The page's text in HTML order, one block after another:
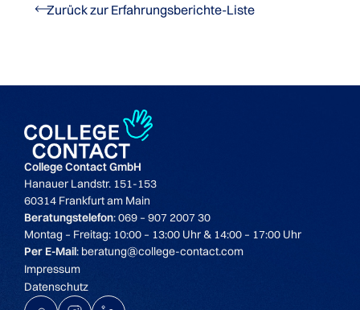
Zurück zur Erfahrungsberichte-Liste
College Contact GmbH
Hanauer Landstr. 151-153
60314 Frankfurt am Main
Beratungstelefon: 069 – 907 2007 30
Montag – Freitag: 10:00 – 13:00 Uhr & 14:00 – 17:00 Uhr
Per E-Mail: beratung@college-contact.com
Impressum
Datenschutz